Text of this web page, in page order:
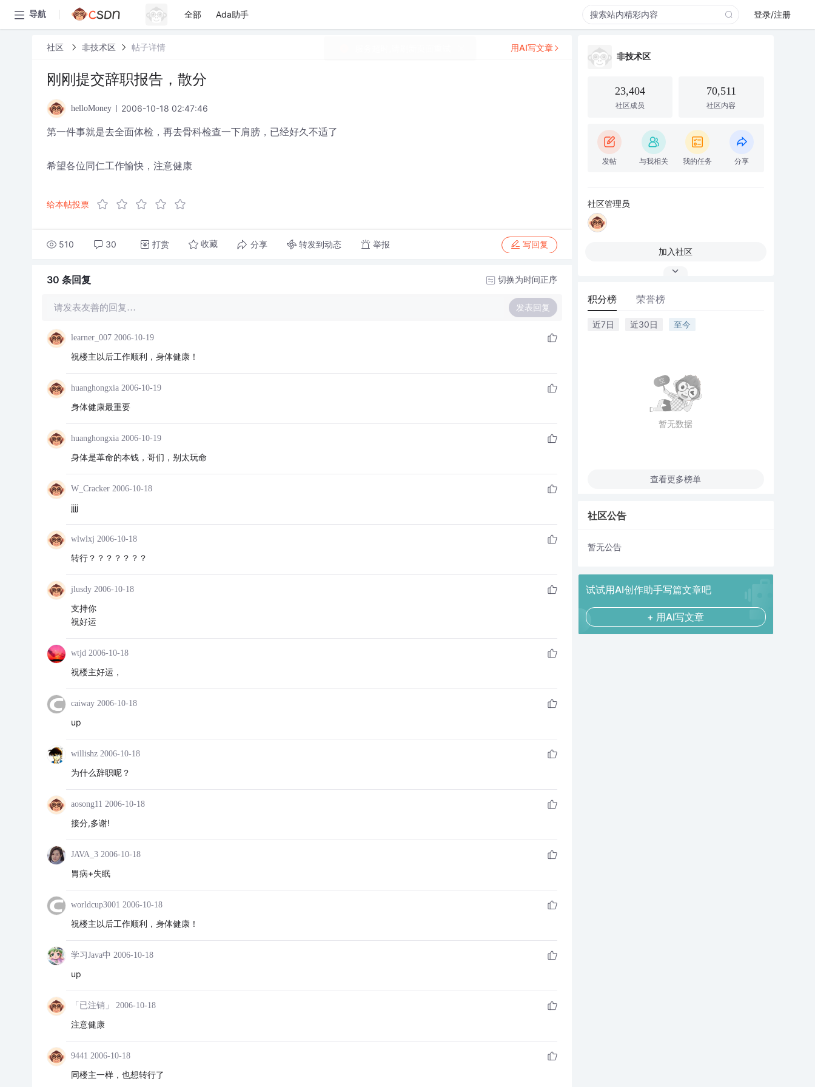
导航 全部 Ada助手 登录/注册
社区 非技术区 帖子详情
刚刚提交辞职报告，散分
helloMoney 2006-10-18 02:47:46
第一件事就是去全面体检，再去骨科检查一下肩膀，已经好久不适了
希望各位同仁工作愉快，注意健康
给本帖投票
510 30 打赏 收藏 分享 转发到动态 举报 写回复
用AI写文章
30 条回复 切换为时间正序
请发表友善的回复… 发表回复
learner_007 2006-10-19
祝楼主以后工作顺利，身体健康！
huanghongxia 2006-10-19
身体健康最重要
huanghongxia 2006-10-19
身体是革命的本钱，哥们，别太玩命
W_Cracker 2006-10-18
jjjj
wlwlxj 2006-10-18
转行？？？？？？？
jlusdy 2006-10-18
支持你
祝好运
wtjd 2006-10-18
祝楼主好运，
caiway 2006-10-18
up
willishz 2006-10-18
为什么辞职呢？
aosong11 2006-10-18
接分,多谢!
JAVA_3 2006-10-18
胃病+失眠
worldcup3001 2006-10-18
祝楼主以后工作顺利，身体健康！
学习Java中 2006-10-18
up
「已注销」 2006-10-18
注意健康
9441 2006-10-18
同楼主一样，也想转行了
非技术区
23,404
社区成员
70,511
社区内容
发帖 与我相关 我的任务 分享
社区管理员
加入社区
积分榜 荣誉榜
近7日 近30日 至今
暂无数据
查看更多榜单
社区公告
暂无公告
试试用AI创作助手写篇文章吧
+ 用AI写文章